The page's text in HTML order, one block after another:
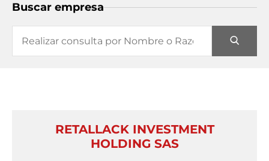
Buscar empresa
RETALLACK INVESTMENT
HOLDING SAS